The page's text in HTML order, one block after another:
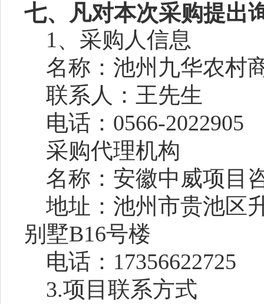
七、凡对本次采购提出
1、采购人信息
名称：池州九华农村
联系人：王先生
电话： 0566-2022905
采购代理机构
名称： 安徽中威项目
地址： 池州市贵池区
别墅B16号楼
电话： 17356622725
3.项目联系方式